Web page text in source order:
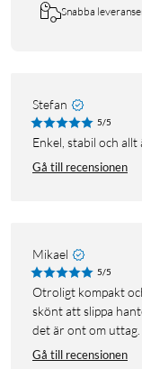
Snabba
Stefan
5/5
Enkel, stabil och
Gå till recensionen
Mikael
5/5
Otroligt kompakt och gediget byggd. Snygg och funktionell,
skönt att slippa
det är ont om uttag.
Gå till recensionen